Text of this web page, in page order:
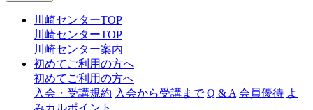
川崎センターTOP
川崎センターTOP
川崎センター案内
初めてご利用の方へ
初めてご利用の方へ
入会・受講規約 入会から受講まで Q & A 会員優待 よ
みカルポイント